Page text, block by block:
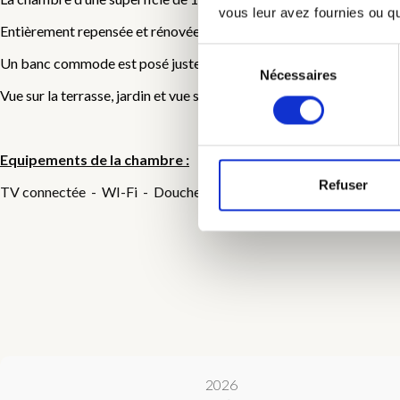
vous leur avez fournies ou
consentement
Nécessaires
Refuser
Entièrement repensée et rénovée à base de produits naturels,
Un banc commode est posé juste devant le lit vous permettant
Vue sur la terrasse, jardin et vue sur le Belvédère.
Equipements de la chambre :
TV connectée - WI-Fi - Douche à l’italienne - Volets + stores
2026